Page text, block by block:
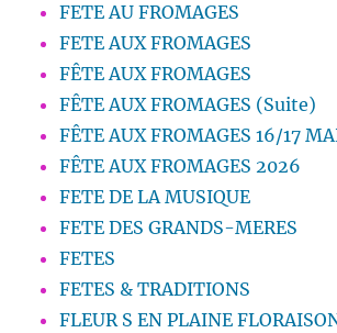
FETE AU FROMAGES
FETE AUX FROMAGES
FÊTE AUX FROMAGES
FÊTE AUX FROMAGES (Suite)
FÊTE AUX FROMAGES 16/17
FÊTE AUX FROMAGES 2026
FETE DE LA MUSIQUE
FETE DES GRANDS-MERES
FETES
FETES & TRADITIONS
FLEUR S EN PLAINE